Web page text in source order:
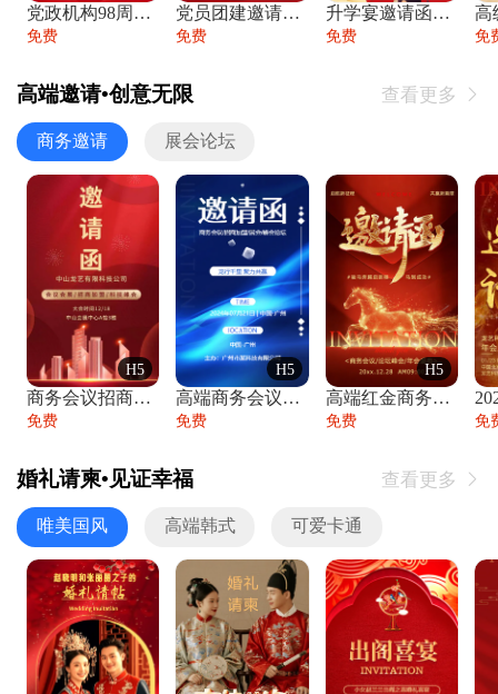
党政机构98周年八一建军节庆祝晚会活动邀
免费
党员团建邀请函党建活动风采党会工作汇报总
免费
升学宴邀请函喜报金榜题名高端谢师宴邀请函
免费 免
高端邀请•创意无限 查看更多 
商务邀请 展会论坛
H5
商务会议招商展会科技峰会邀请函年会邀请
免费
H5
高端商务会议招商加盟展会峰会论坛邀请函
免费
H5
高端红金商务会议年会年终盛典答谢邀请函
免费 免
婚礼请柬•见证幸福 查看更多 
唯美国风 高端韩式 可爱卡通